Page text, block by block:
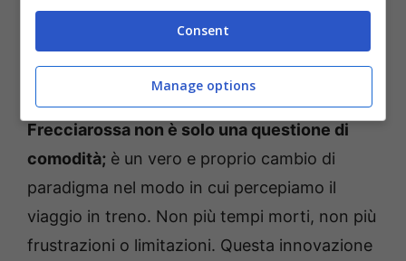
rilassarsi e godersi il viaggio senza
preoccupazioni.
L’implementazione di Starlink sui treni
Frecciarossa non è solo una questione di
comodità; è un vero e proprio cambio di
paradigma nel modo in cui percepiamo il
viaggio in treno. Non più tempi morti, non più
frustrazioni o limitazioni. Questa innovazione
Consent
Manage options